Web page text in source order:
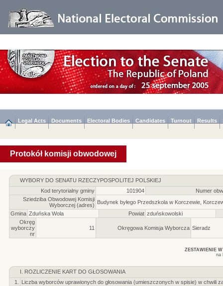
Legal Acts Documents Electoral Bodies Candidates Turnout Results
Protokół komisji obwodowej
WYBORY DO SENATU RZECZYPOSPOLITEJ POLSKIEJ
Kod terytorialny gminy
101904
Numer
Sziedziba Obwodowej Komisji
Wyborczej (adres) Budynek byłego Przedszkola w Korczewie,
Gmina Zduńska Wola Powiat zduńskowolski
Okręg
wyborczy
nr
11 Okręgowa Komisja Wyborcza Sieradz
ZESTAWIENIE
na
I. ROZLICZENIE KART DO GŁOSOWANIA
1.
Liczba wyborców uprawionych do głosowania (umieszczonych w spisie) w chwili